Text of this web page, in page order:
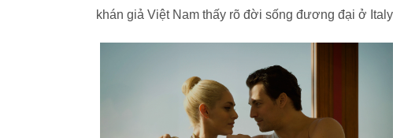
khán giả Việt Nam thấy rõ đời sống đương đại ở